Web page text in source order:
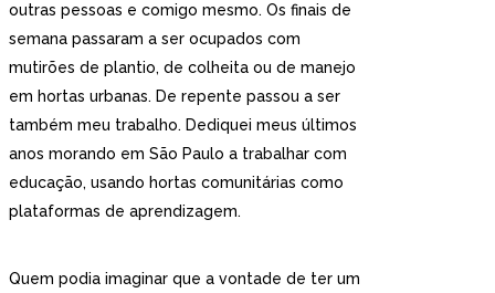
outras pessoas e comigo mesmo. Os finais de
semana passaram a ser ocupados com
mutirões de plantio, de colheita ou de manejo
em hortas urbanas. De repente passou a ser
também meu trabalho. Dediquei meus últimos
anos morando em São Paulo a trabalhar com
educação, usando hortas comunitárias como
plataformas de aprendizagem.
Quem podia imaginar que a vontade de ter um